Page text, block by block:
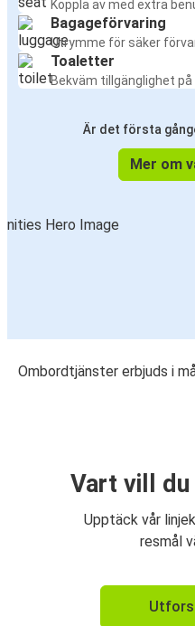
Koppla av med extra
Bagageförvaring
Utrymme för säker
Toaletter
Bekväm tillgänglighet på
Är det första
Mer om
Ombordtjänster erbjuds i
Vart vill du
Upptäck vår
resmål